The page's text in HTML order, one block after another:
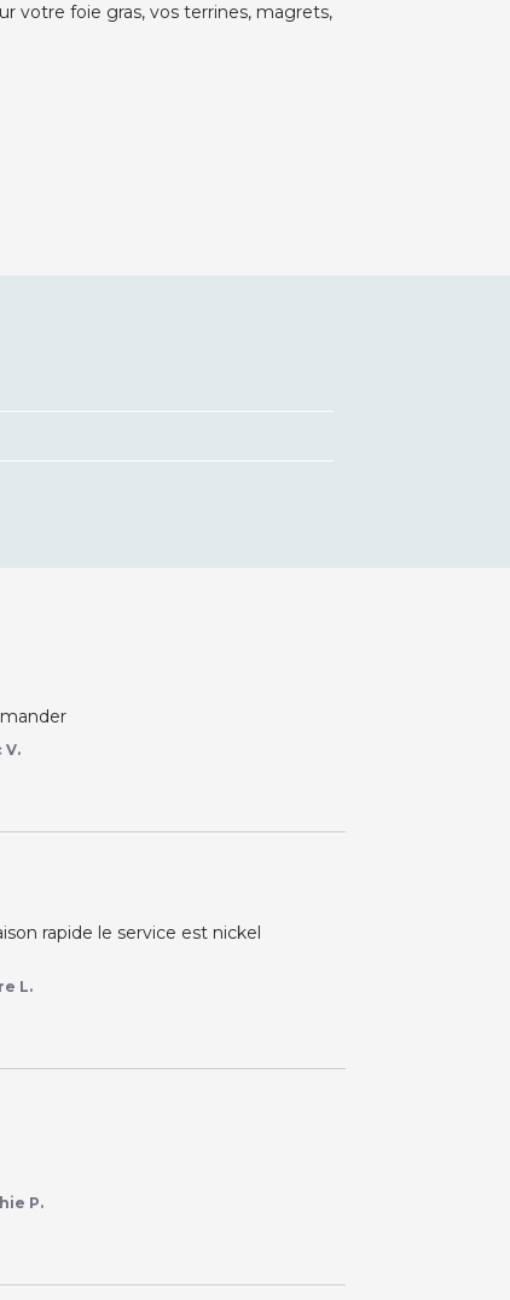
votre foie gras, vos terrines, magrets,
V.
rapide le service est nickel
L.
P.